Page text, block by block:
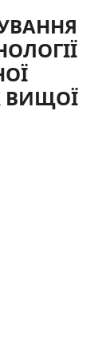
ВИЩОЇ